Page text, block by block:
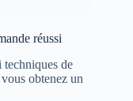
réussi
de
obtenez un